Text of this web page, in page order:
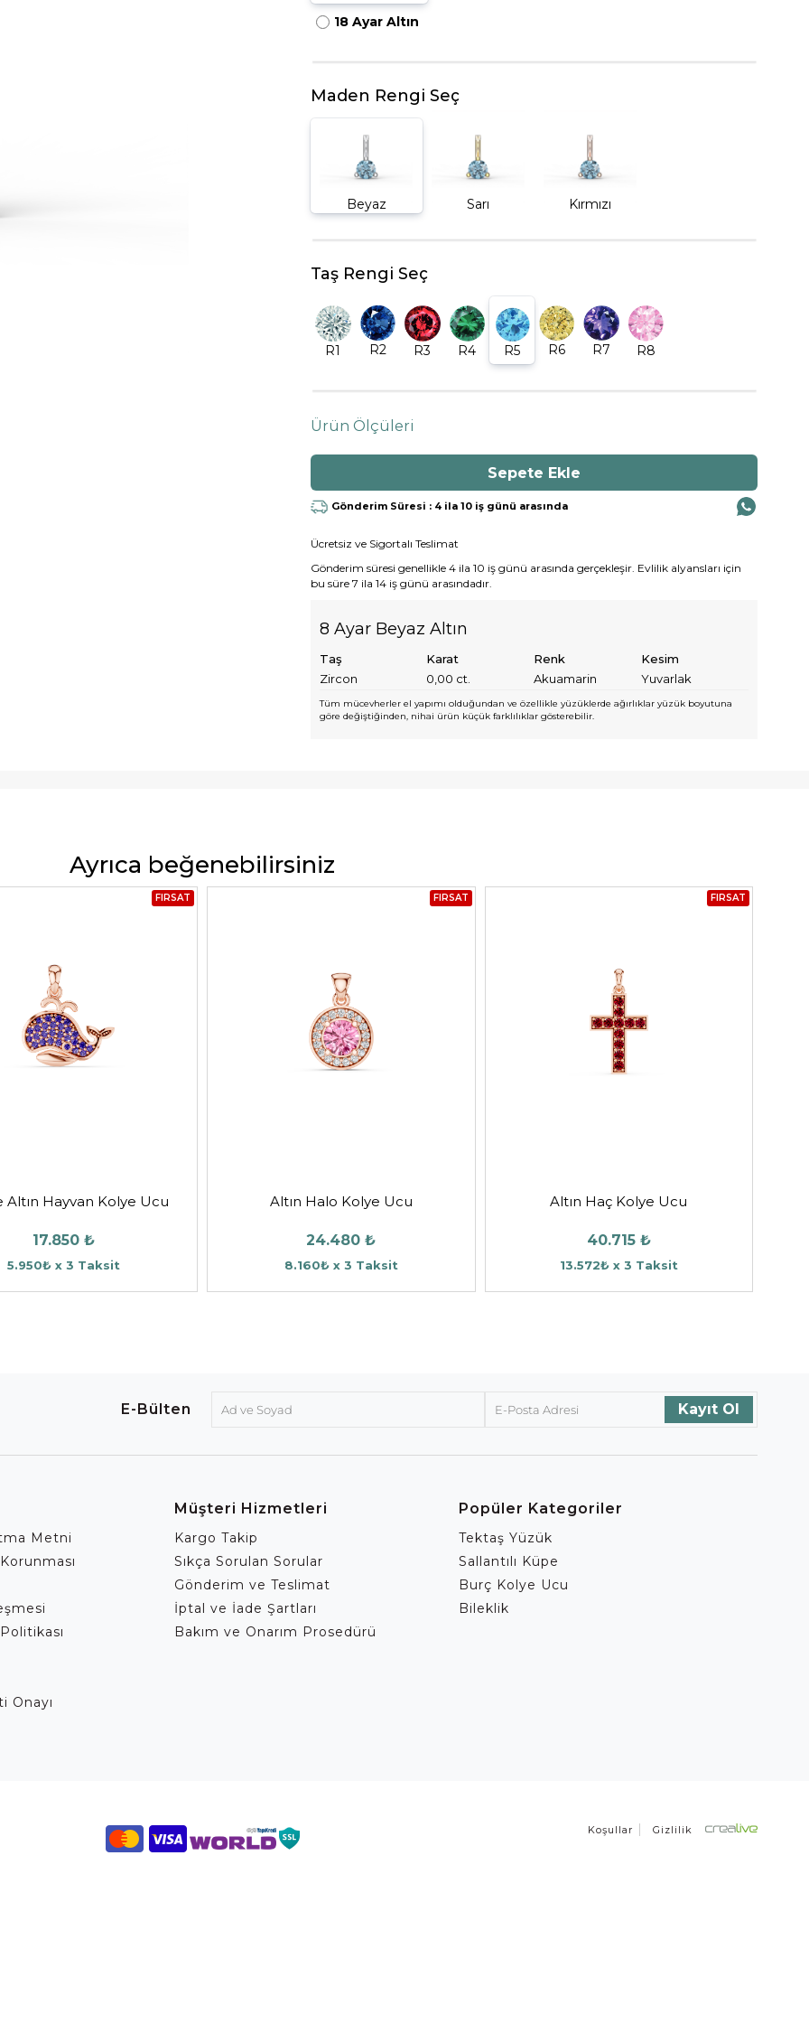
18 Ayar Altın
Maden Rengi Seç
Beyaz Sarı Kırmızı
Taş Rengi Seç
R1 R2 R3 R4 R5 R6 R7 R8
Ürün Ölçüleri
Gönderim Süresi : 4 ila 10 iş günü arasında
Ücretsiz ve Sigortalı Teslimat
Gönderim süresi genellikle 4 ila 10 iş günü arasında gerçekleşir. Evlilik alyansları için
bu süre 7 ila 14 iş günü arasındadır.
8 Ayar Beyaz Altın
Taş Karat Renk
Kesim
Zircon
0,00 ct. Akuamarin Yuvarlak
Tüm mücevherler el yapımı olduğundan ve özellikle yüzüklerde ağırlıklar yüzük boyutuna
göre değiştiğinden, nihai ürün küçük farklılıklar gösterebilir.
Ayrıca beğenebilirsiniz
FIRSAT
Altın Hayvan Kolye Ucu
17.850 ₺
5.950₺ x 3 Taksit
FIRSAT
Altın Halo Kolye Ucu
24.480 ₺
8.160₺ x 3 Taksit
FIRSAT
Altın Haç Kolye Ucu
40.715 ₺
13.572₺ x 3 Taksit
E-Bülten
Metni
Onayı
Müşteri Hizmetleri
Kargo Takip
Sıkça Sorulan Sorular
Gönderim ve Teslimat
İptal ve İade Şartları
Bakım ve Onarım Prosedürü
Popüler Kategoriler
Tektaş Yüzük
Sallantılı Küpe
Burç Kolye Ucu
Bileklik
Koşullar Gizlilik